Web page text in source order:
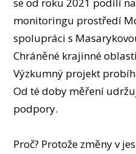
OSOBY
LABORATOŘE
MÉDIA
KONFERENCE A SOUTĚŽE
KONTAKT
monitoringu prostředí
spolupráci s
Chráněné krajinné
Výzkumný projekt
Od té doby měření
podpory.
Proč? Protože změny v